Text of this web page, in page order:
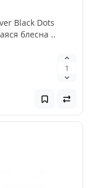
Black Dots
блесна ..